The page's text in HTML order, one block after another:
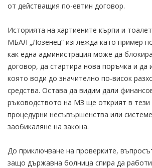
от действащия по-евтин договор.
Историята на хартиените кърпи и
МБАЛ „Лозенец“ изглежда като пример
как една администрация може да
договор, да стартира нова поръчка и да
която води до значително по-висок
средства. Остава да видим дали
ръководството на МЗ ще открият в
процедурни несъвършенства или
заобикаляне на закона.
До приключване на проверките,
защо държавна болница спира да